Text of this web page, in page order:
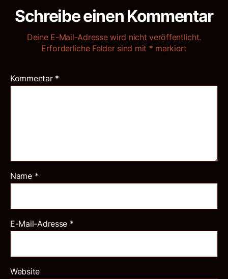
Schreibe einen Kommentar
Deine E-Mail-Adresse wird nicht veröffentlicht.
Erforderliche Felder sind mit * markiert
Kommentar *
Name *
E-Mail-Adresse *
Website